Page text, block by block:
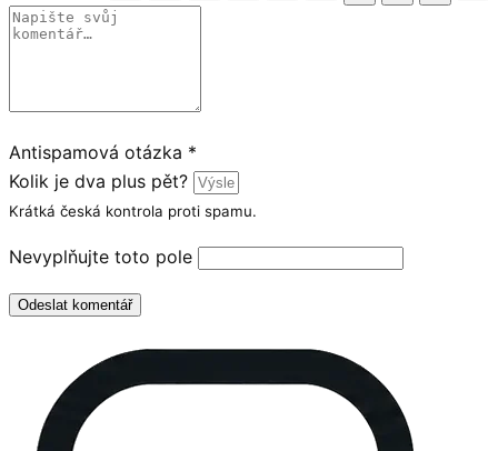
Antispamová otázka *
Kolik je dva plus pět?
Krátká česká kontrola proti spamu.
Nevyplňujte toto pole
Odeslat komentář